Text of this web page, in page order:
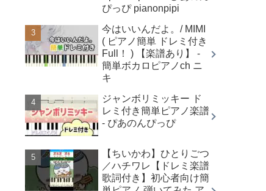
ぴっぴ pianonpipi
今はいいんだよ。/ MIMI
( ピアノ簡単 ドレミ付き
Full！ ) 【楽譜あり】 -
簡単ボカロピアノch ニ
キ
ジャンボリミッキー ド
レミ付き簡単ピアノ楽譜
- ぴあのんぴっぴ
【ちいかわ】ひとりごつ
／ハチワレ【ドレミ楽譜
歌詞付き】初心者向け簡